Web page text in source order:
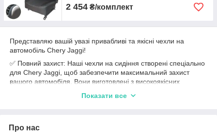
2 454 ₴/комплект
Представляю вашій увазі привабливі та якісні чехли на
автомобіль Chery Jaggi!
✅ Повний захист: Наші чехли на сидіння створені спеціально
для Chery Jaggi, щоб забезпечити максимальний захист
вашого автомобіля. Вони виготовлені з високоякісних
підгонку без будь-яких проблем. Вони добре фіксуються і не
Показати все
Про нас